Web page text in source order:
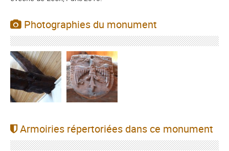
Photographies du monument
Armoiries répertoriées dans ce monument